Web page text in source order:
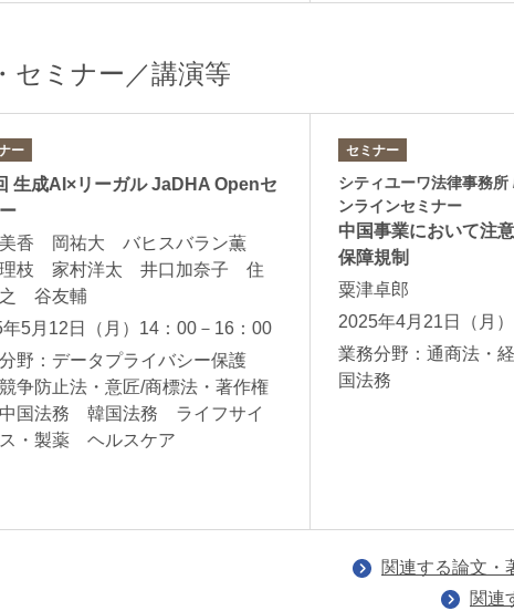
セミナー／講演等
ー
生成AI×リーガル JaDHA Openセ
美香 岡祐大 バヒスバラン薫
理枝 家村洋太 井口加奈子 住
之 谷友輔
年5月12日（月）14：00－16：00
野：データプライバシー保護
争防止法・意匠/商標法・著作権
国法務 韓国法務 ライフサイ
・製薬 ヘルスケア
セミナー
シティユーワ法律事務
ンラインセミナー
中国事業において注
保障規制
粟津卓郎
2025年4月21日（月
業務分野：通商法・
国法務
関連する論文・
関連